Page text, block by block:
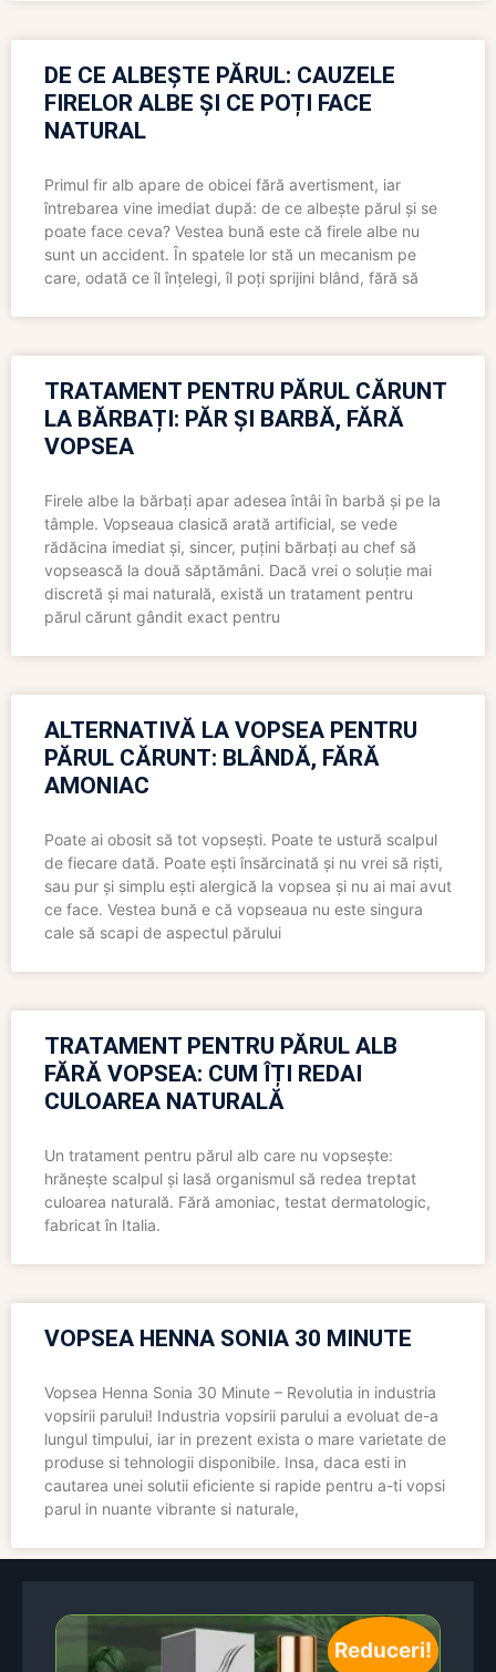
DE CE ALBEȘTE PĂRUL: CAUZELE
FIRELOR ALBE ȘI CE POȚI FACE
NATURAL
Primul fir alb apare de obicei fără avertisment, iar
întrebarea vine imediat după: de ce albește părul și se
poate face ceva? Vestea bună este că firele albe nu
sunt un accident. În spatele lor stă un mecanism pe
care, odată ce îl înțelegi, îl poți sprijini blând, fără să
TRATAMENT PENTRU PĂRUL CĂRUNT
LA BĂRBAȚI: PĂR ȘI BARBĂ, FĂRĂ
VOPSEA
Firele albe la bărbați apar adesea întâi în barbă și pe la
tâmple. Vopseaua clasică arată artificial, se vede
rădăcina imediat și, sincer, puțini bărbați au chef să
vopsească la două săptămâni. Dacă vrei o soluție mai
discretă și mai naturală, există un tratament pentru
părul cărunt gândit exact pentru
ALTERNATIVĂ LA VOPSEA PENTRU
PĂRUL CĂRUNT: BLÂNDĂ, FĂRĂ
AMONIAC
Poate ai obosit să tot vopsești. Poate te ustură scalpul
de fiecare dată. Poate ești însărcinată și nu vrei să riști,
sau pur și simplu ești alergică la vopsea și nu ai mai avut
ce face. Vestea bună e că vopseaua nu este singura
cale să scapi de aspectul părului
TRATAMENT PENTRU PĂRUL ALB
FĂRĂ VOPSEA: CUM ÎȚI REDAI
CULOAREA NATURALĂ
Un tratament pentru părul alb care nu vopsește:
hrănește scalpul și lasă organismul să redea treptat
culoarea naturală. Fără amoniac, testat dermatologic,
fabricat în Italia.
VOPSEA HENNA SONIA 30 MINUTE
Vopsea Henna Sonia 30 Minute – Revolutia in industria
vopsirii parului! Industria vopsirii parului a evoluat de-a
lungul timpului, iar in prezent exista o mare varietate de
produse si tehnologii disponibile. Insa, daca esti in
cautarea unei solutii eficiente si rapide pentru a-ti vopsi
parul in nuante vibrante si naturale,
Reduceri!